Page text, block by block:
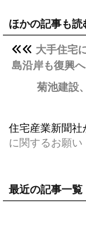
ほかの記事も読
大手住宅
島沿岸も復興へ
菊池建設
住宅産業新聞社
に関するお願い
最近の記事一覧